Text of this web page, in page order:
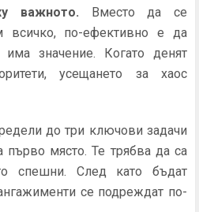
важното. Вместо да се
по-ефективно е да
значение. Когато денят
усещането за хаос
до три ключови задачи
първо място. Те трябва да са
спешни. След като бъдат
се подреждат по-